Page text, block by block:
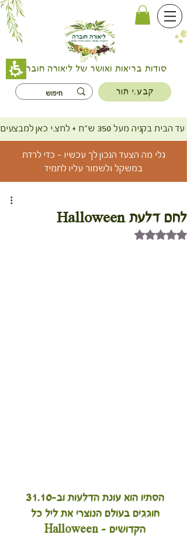
סודות בריאות ואושר של ליאורה חוברה
קבע.י תור
ש"ח + לחצ.י כאן למבצעים
גלי מה הצעד הנכון לך עכשיו - כדי לרדת
במשקל ולשמור עליו לתמיד
לחם דלעת Halloween
דירוג של NaN מתוך 5 כוכבים
חוגגים בעולם הנוצרי את ליל כל
הקדושים - Halloween